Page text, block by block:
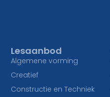
Lesaanbod
Algemene vorming
Creatief
Constructie en Techniek